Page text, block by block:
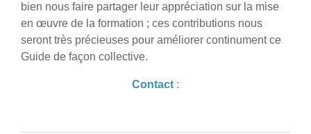
bien nous faire partager leur appréciation sur la mise
en œuvre de la formation ; ces contributions nous
seront très précieuses pour améliorer continument ce
Guide de façon collective.
Contact :